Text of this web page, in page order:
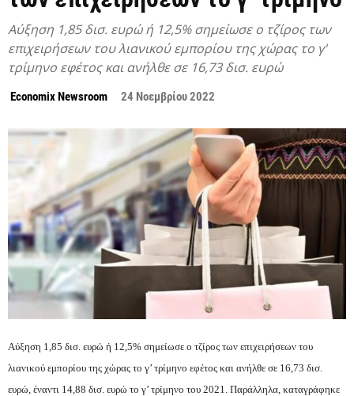
Αύξηση 1,85 δισ. ευρώ ή 12,5% σημείωσε ο τζίρος των
επιχειρήσεων του λιανικού εμπορίου της χώρας το γ'
τρίμηνο εφέτος και ανήλθε σε 16,73 δισ. ευρώ
Economix Newsroom 24 Νοεμβρίου 2022
Αύξηση 1,85 δισ. ευρώ ή 12,5% σημείωσε ο τζίρος των επιχειρήσεων του
λιανικού εμπορίου της χώρας το γ’ τρίμηνο εφέτος και ανήλθε σε 16,73 δισ.
ευρώ, έναντι 14,88 δισ. ευρώ το γ’ τρίμηνο του 2021. Παράλληλα, καταγράφηκε